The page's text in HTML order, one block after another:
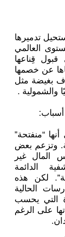
تدميرها
العالمي
قبول قِناعها
عن خصمها
بغيضة مثل
والشمولية .
أسباب:
“منفتحة”
وتزعم بعض
المال غير
الدائمة
لكن هذه
الحالية
التي يحسب
على الرغم